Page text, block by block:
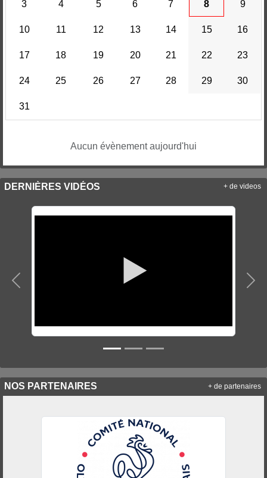
3 4 5 6 7 8 9
10 11 12 13 14 15 16
17 18 19 20 21 22 23
24 25 26 27 28 29 30
31
Aucun évènement aujourd'hui
DERNIÈRES VIDÉOS
Précedent
+ de videos
NOS PARTENAIRES + de partenaires